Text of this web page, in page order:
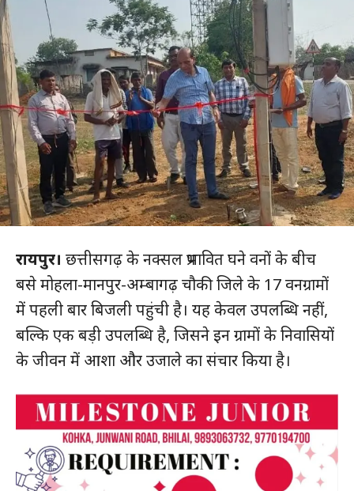
रायपुर। छत्तीसगढ़ के नक्सल प्रभावित घने वनों के बीच
बसे मोहला-मानपुर-अम्बागढ़ चौकी जिले के 17 वनग्रामों
में पहली बार बिजली पहुंची है। यह केवल उपलब्धि नहीं,
बल्कि एक बड़ी उपलब्धि है, जिसने इन ग्रामों के निवासियों
के जीवन में आशा और उजाले का संचार किया है।